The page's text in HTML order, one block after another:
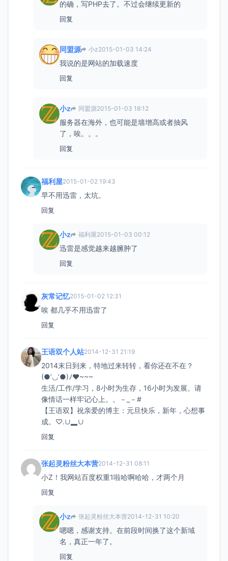
的确，写PHP去了。不过会继续更新的
回复
同盟源 小z2015-01-03 14:24
我说的是网站的加载速度
回复
小z 同盟源2015-01-03 18:12
服务器在海外，也可能是墙增高或者抽风
了，唉。。。
回复
福利屋2015-01-02 19:43
早不用迅雷，太坑。
回复
小z 福利屋2015-01-03 00:12
迅雷是感觉越来越臃肿了
回复
灰常记忆2015-01-02 12:31
唉 都几乎不用迅雷了
回复
王语双个人站2014-12-31 21:19
2014末日到来，特地过来转转，看你还在不在？
(●’◡’●)ﾉ♥~~~
生活/工作/学习，8小时为生存，16小时为发展。请
像情话一样牢记心上。。－_－#
【王语双】祝亲爱的博主：元旦快乐，新年，心想事
成。♡.∪▂∪
回复
张起灵粉丝大本营2014-12-31 08:11
小Z！我网站百度权重1啦哈啊哈哈，才两个月
回复
小z 张起灵粉丝大本营2014-12-31 10:20
嗯嗯，感谢支持。在前段时间换了这个新域
名，真正一年了。
回复